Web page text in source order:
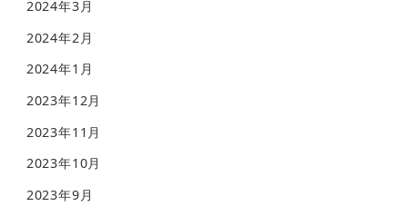
2024年3月
2024年2月
2024年1月
2023年12月
2023年11月
2023年10月
2023年9月